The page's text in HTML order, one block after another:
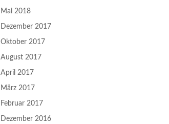
Mai 2018
Dezember 2017
Oktober 2017
August 2017
April 2017
März 2017
Februar 2017
Dezember 2016